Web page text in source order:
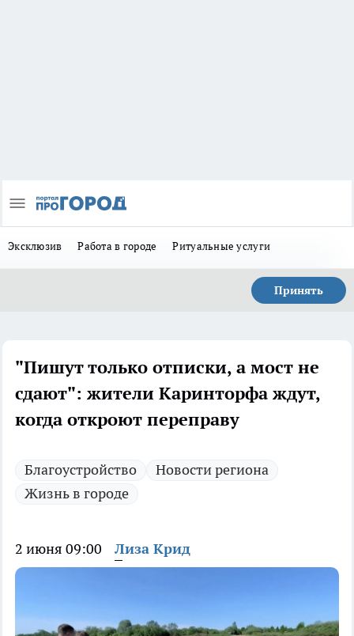
Эксклюзив Работа в городе Ритуальные услуги
Принять
"Пишут только отписки, а мост не
сдают": жители Каринторфа ждут,
когда откроют переправу
Благоустройство
Новости региона
Жизнь в городе
2 июня 09:00 Лиза Крид